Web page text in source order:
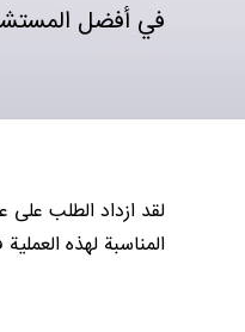
في أفضل
المناسبة لهذه